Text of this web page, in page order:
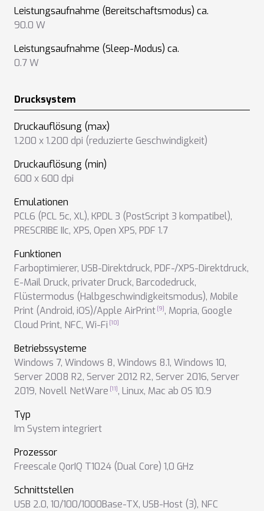
Leistungsaufnahme (Bereitschaftsmodus) ca.
90.0 W
Leistungsaufnahme (Sleep-Modus) ca.
0.7 W
Drucksystem
Druckauflösung (max)
1.200 x 1.200 dpi (reduzierte Geschwindigkeit)
Druckauflösung (min)
600 x 600 dpi
Emulationen
PCL6 (PCL 5c, XL), KPDL 3 (PostScript 3 kompatibel),
PRESCRIBE IIc, XPS, Open XPS, PDF 1.7
Funktionen
Farboptimierer, USB-Direktdruck, PDF-/XPS-Direktdruck,
E-Mail Druck, privater Druck, Barcodedruck,
Flüstermodus (Halbgeschwindigkeitsmodus), Mobile
Print (Android, iOS)/Apple AirPrint
, Mopria, Google
Cloud Print, NFC, Wi-Fi
Betriebssysteme
Windows 7, Windows 8, Windows 8.1, Windows 10,
Server 2008 R2, Server 2012 R2, Server 2016, Server
2019, Novell NetWare , Linux, Mac ab OS 10.9
Typ
Im System integriert
Prozessor
Freescale QorIQ T1024 (Dual Core) 1,0 GHz
Schnittstellen
USB 2.0, 10/100/1000Base-TX, USB-Host (3), NFC